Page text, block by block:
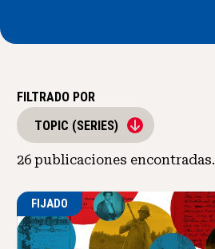
FILTRADO POR
TOPIC (SERIES)
26 publicaciones encontradas.
FIJADO